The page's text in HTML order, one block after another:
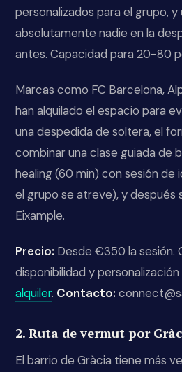
personalizados para el grupo,
absolutamente nadie en la
antes. Capacidad para 20-80
Marcas como FC Barcelona,
han alquilado el espacio para
una despedida de soltera, el
combinar una clase guiada de
healing (60 min) con sesión de
el grupo se atreve), y después
Eixample.
Precio: Desde €350 la sesión.
disponibilidad y personalización
alquiler. Contacto:
2. Ruta de vermut por
El barrio de Gràcia tiene más